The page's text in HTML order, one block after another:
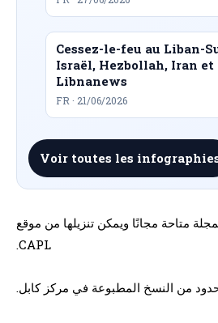
Cessez-le-feu au Liban-
Israël, Hezbollah, Iran et
Libnanews
FR · 21/06/2026
Voir toutes les
متاحة مجانًا ويمكن تنزيلها من موقع
CAPL.
من النسخ المطبوعة في مركز كابل.